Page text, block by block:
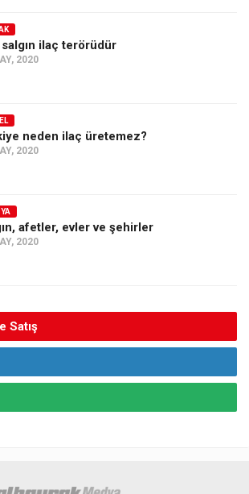
salgın ilaç terörüdür
2020
neden ilaç üretemez?
2020
afetler, evler ve şehirler
2020
Satış